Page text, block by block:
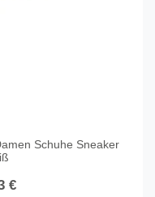
Schuhe Sneaker
€